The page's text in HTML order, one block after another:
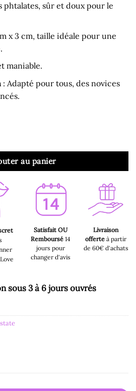
phtalates, sûr et doux pour le
x 3 cm, taille idéale pour une
maniable.
: Adapté pour tous, des novices
Prostate - Sonde Stimulateur
au panier
Satisfait OU
Remboursé14
jours pour
changer d'avis
Livraison
offerte à partir
de 60€ d'achats
sous 3 à 6 jours ouvrés